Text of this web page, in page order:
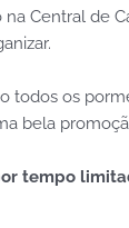
Central de
todos os
bela
tempo